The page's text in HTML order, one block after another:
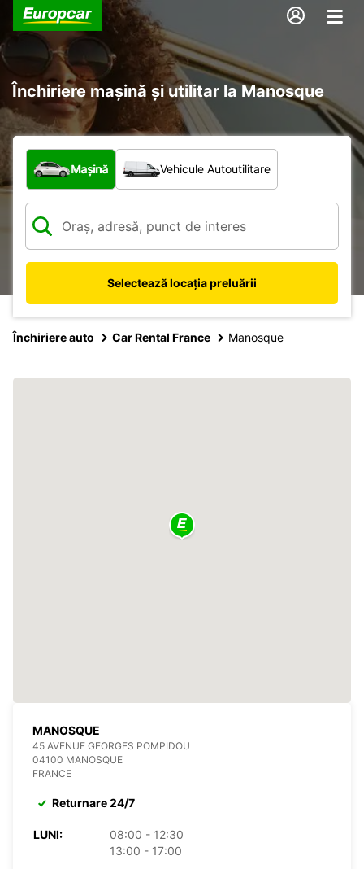
Închiriere mașină și utilitar la Manosque
Ce tip de vehicul?
Mașină Vehicule Autoutilitare
Selectează locația preluării
Închiriere auto Car Rental France Manosque
MANOSQUE
45 AVENUE GEORGES POMPIDOU
04100 MANOSQUE
FRANCE
Returnare 24/7
LUNI:
08:00 - 12:30
13:00 - 17:00